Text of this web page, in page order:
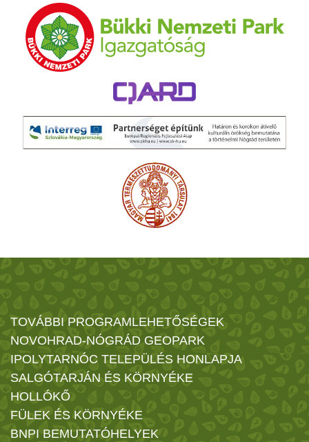
TOVÁBBI PROGRAMLEHETŐSÉGEK
NOVOHRAD-NÓGRÁD GEOPARK
IPOLYTARNÓC TELEPÜLÉS HONLAPJA
SALGÓTARJÁN ÉS KÖRNYÉKE
HOLLÓKŐ
FÜLEK ÉS KÖRNYÉKE
BNPI BEMUTATÓHELYEK